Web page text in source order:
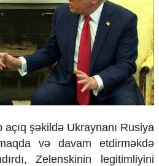
açıq şəkildə Ukraynanı Rusiya
və davam etdirməkdə
ırdı, Zelenskinin legitimliyini